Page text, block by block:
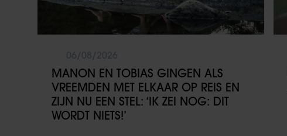
MANON EN TOBIAS GINGEN ALS
VREEMDEN MET ELKAAR OP REIS EN
ZIJN NU EEN STEL: ‘IK ZEI NOG: DIT
WORDT NIETS!’